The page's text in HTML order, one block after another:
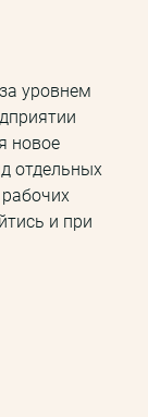
уровнем
новое
отдельных
и при